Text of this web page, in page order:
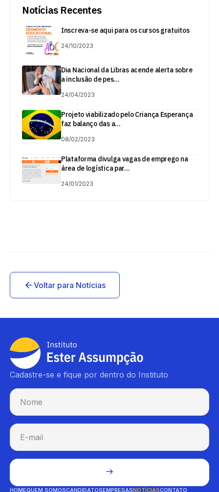
Notícias Recentes
Inscreva-se aqui para os cursos gratuitos
24/10/2023
Dia Nacional da Libras acende alerta sobre
a inclusão de pes...
24/04/2023
Projeto viabilizado pelo Criança Esperança
faz balanço das a...
08/02/2023
Plataforma divulga vagas de emprego na
área de logística par...
24/01/2023
Voltar para Notícias
Cadastre-se e fique por dentro do Instituto
HOMEQUEM SOMOSCANDIDATOSEMPRESASNOTÍCIASCONTATO